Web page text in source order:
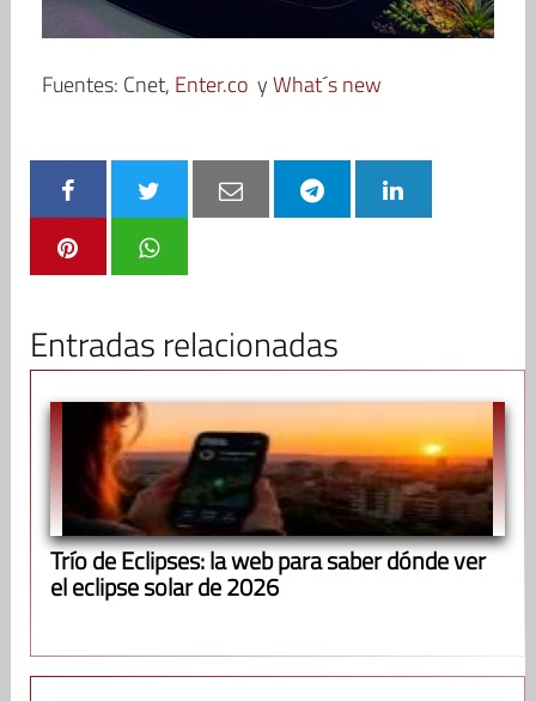
Fuentes: Cnet, Enter.coyWhat´s new
Entradas relacionadas
Trío de Eclipses: la web para saber dónde ver
el eclipse solar de 2026